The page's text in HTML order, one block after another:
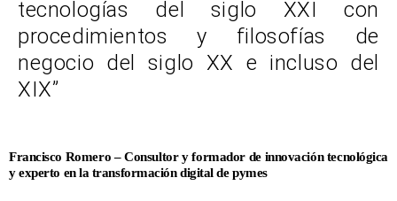
tecnologías del siglo XXI con
procedimientos y filosofías de
negocio del siglo XX e incluso del
XIX”
Francisco Romero – Consultor y formador de innovación tecnológica
y experto en la transformación digital de pymes